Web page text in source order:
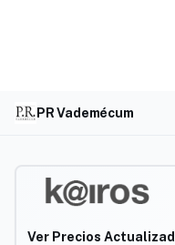
PR Vademécum
Ver Precios